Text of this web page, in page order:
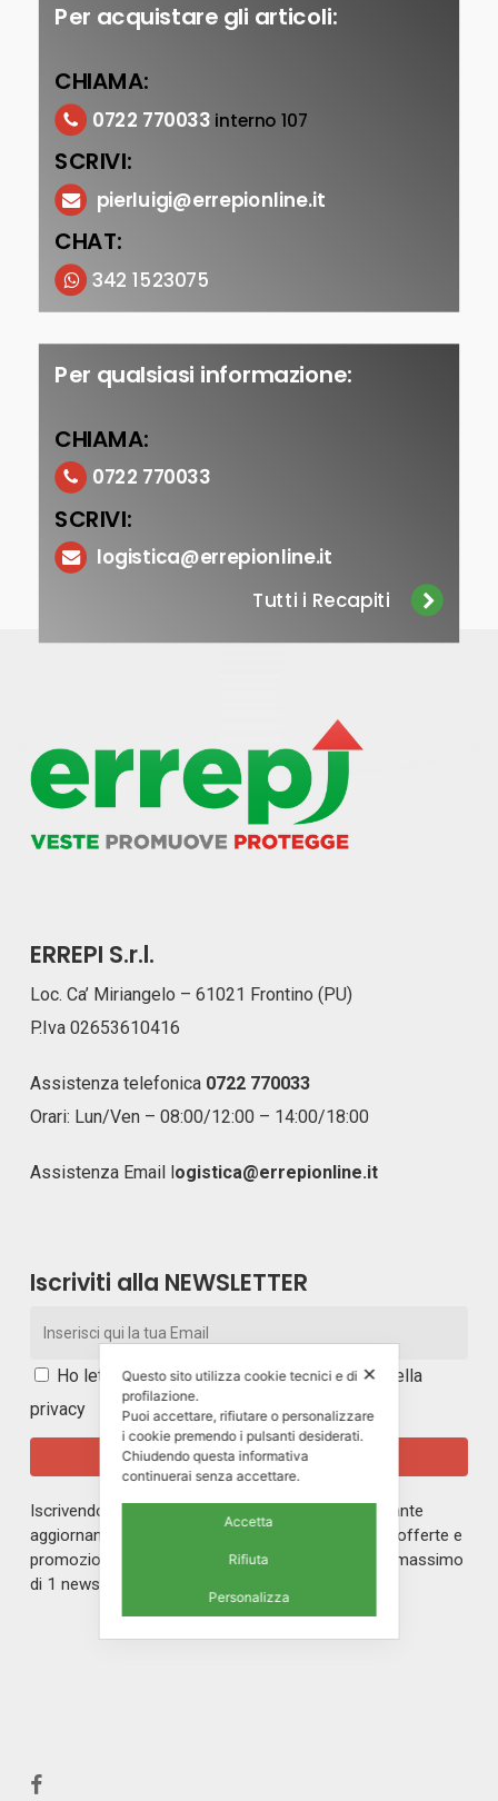
Per acquistare gli articoli:
CHIAMA:
0722 770033 interno 107
SCRIVI:
pierluigi@errepionline.it
CHAT:
342 1523075
Per qualsiasi informazione:
CHIAMA:
0722 770033
SCRIVI:
logistica@errepionline.it
Tutti i Recapiti
ERREPI S.r.l.
Loc. Ca’ Miriangelo – 61021 Frontino (PU)
P.Iva 02653610416
Assistenza telefonica 0722 770033
Orari: Lun/Ven – 08:00/12:00 – 14:00/18:00
Assistenza Email ogistica@errepionline.it
Iscriviti alla NEWSLETTER
Ho letto e accetto itermini e le condizioni della
privacy
Iscrivendoti alla nostra newsletter rimarrai in costante
aggiornamento sul mondo di ERREPI, sulle nuove offerte e
promozioni riservate ai nostri iscritti. Riceverai un massimo
di 1 newsletter al mese.
facebook
✕
Questo sito utilizza cookie tecnici e di
profilazione.
Puoi accettare, rifiutare o personalizzare
i cookie premendo i pulsanti desiderati.
Chiudendo questa informativa
continuerai senza accettare.
Accetta
Rifiuta
Personalizza